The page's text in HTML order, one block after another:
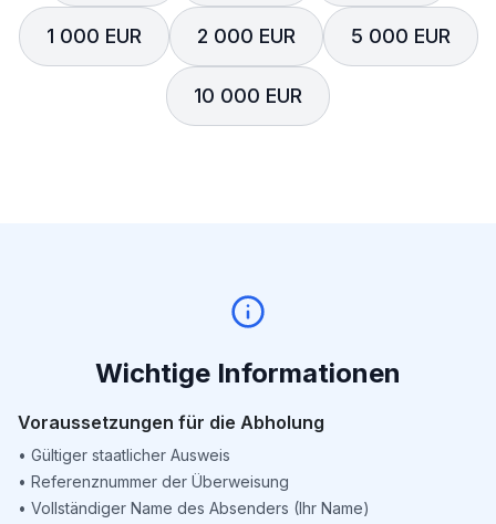
1 000 EUR 2 000 EUR 5 000 EUR
10 000 EUR
Wichtige Informationen
Voraussetzungen für die Abholung
• Gültiger staatlicher Ausweis
• Referenznummer der Überweisung
• Vollständiger Name des Absenders (Ihr Name)